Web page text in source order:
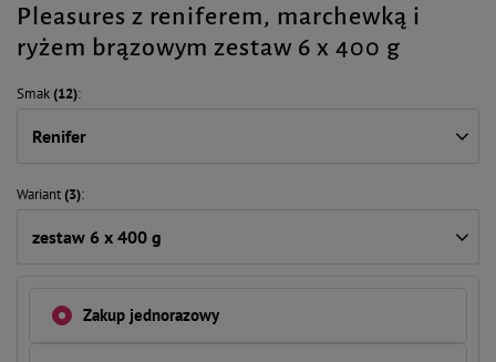
Pleasures z reniferem, marchewką i
ryżem brązowym zestaw 6 x 400 g
Smak(12)
Renifer
Wariant(3)
zestaw 6 x 400 g
Zakup jednorazowy